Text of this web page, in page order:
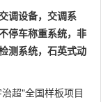
调设备，交调系
停车称重系统，非
测系统，石英式动
超"全国样板项目